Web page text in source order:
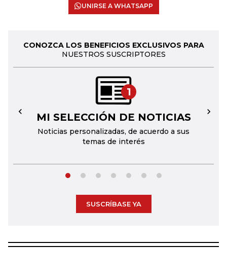
UNIRSE A WHATSAPP
CONOZCA LOS BENEFICIOS EXCLUSIVOS PARA
NUESTROS SUSCRIPTORES
1
MI SELECCIÓN DE NOTICIAS
Noticias personalizadas, de acuerdo a sus
temas de interés
← →
SUSCRÍBASE YA